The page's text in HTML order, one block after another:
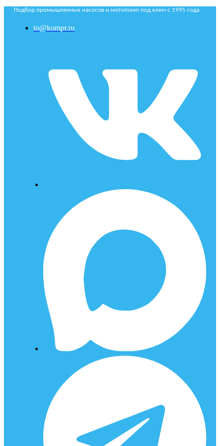
Подбор промышленных насосов и мотопомп под ключ с 1995 года
to@kompr.ru